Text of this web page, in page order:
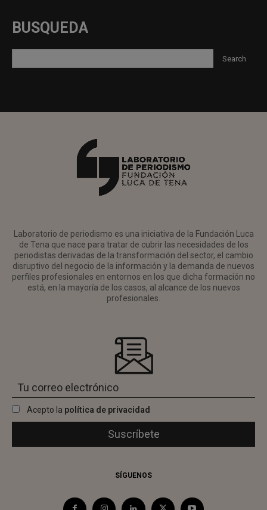
BUSQUEDA
Laboratorio de periodismo es una iniciativa de la Fundación Luca
de Tena que nace para tratar de cubrir las necesidades de los
periodistas derivadas de la transformación del sector, el cambio
disruptivo del negocio de la información y la demanda de nuevos
perfiles profesionales en entornos en los que dicha formación no
está, en la mayoría de los casos, al alcance de los nuevos
profesionales.
Acepto la política de privacidad
SÍGUENOS